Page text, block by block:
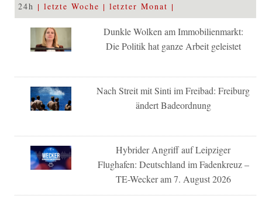
24h letzte Woche letzter Monat
Dunkle Wolken am Immobilienmarkt:
Die Politik hat ganze Arbeit geleistet
Nach Streit mit Sinti im Freibad: Freiburg
ändert Badeordnung
Hybrider Angriff auf Leipziger
Flughafen: Deutschland im Fadenkreuz –
TE-Wecker am 7. August 2026